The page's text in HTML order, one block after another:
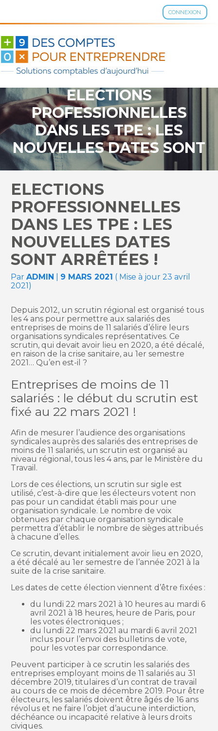
CONNEXION
Aller
contenu
ELECTIONS
PROFESSIONNELLES
DANS LES TPE : LES
NOUVELLES DATES SONT
ARRÊTÉES !
ELECTIONS
PROFESSIONNELLES
DANS LES TPE : LES
NOUVELLES DATES
SONT ARRÊTÉES !
ParADMIN 9 MARS 2021 ( Mise à jour 23 avril
2021)
Depuis 2012, un scrutin régional est organisé tous
les 4 ans pour permettre aux salariés des
entreprises de moins de 11 salariés d’élire leurs
organisations syndicales représentatives. Ce
scrutin, qui devait avoir lieu en 2020, a été décalé,
en raison de la crise sanitaire, au 1er semestre
2021… Qu’en est-il ?
Entreprises de moins de 11
salariés : le début du scrutin est
fixé au 22 mars 2021 !
Afin de mesurer l’audience des organisations
syndicales auprès des salariés des entreprises de
moins de 11 salariés, un scrutin est organisé au
niveau régional, tous les 4 ans, par le Ministère du
Travail.
Lors de ces élections, un scrutin sur sigle est
utilisé, c’est-à-dire que les électeurs votent non
pas pour un candidat établi mais pour une
organisation syndicale. Le nombre de voix
obtenues par chaque organisation syndicale
permettra d’établir le nombre de sièges attribués
à chacune d’elles.
Ce scrutin, devant initialement avoir lieu en 2020,
a été décalé au 1er semestre de l’année 2021 à la
suite de la crise sanitaire.
Les dates de cette élection viennent d’être fixées :
du lundi 22 mars 2021 à 10 heures au mardi 6
avril 2021 à 18 heures, heure de Paris, pour
les votes électroniques ;
du lundi 22 mars 2021 au mardi 6 avril 2021
inclus pour l’envoi des bulletins de vote,
pour les votes par correspondance.
Peuvent participer à ce scrutin les salariés des
entreprises employant moins de 11 salariés au 31
décembre 2019, titulaires d’un contrat de travail
au cours de ce mois de décembre 2019. Pour être
électeurs, les salariés doivent être âgés de 16 ans
révolus et ne faire l’objet d’aucune interdiction,
déchéance ou incapacité relative à leurs droits
civiques.